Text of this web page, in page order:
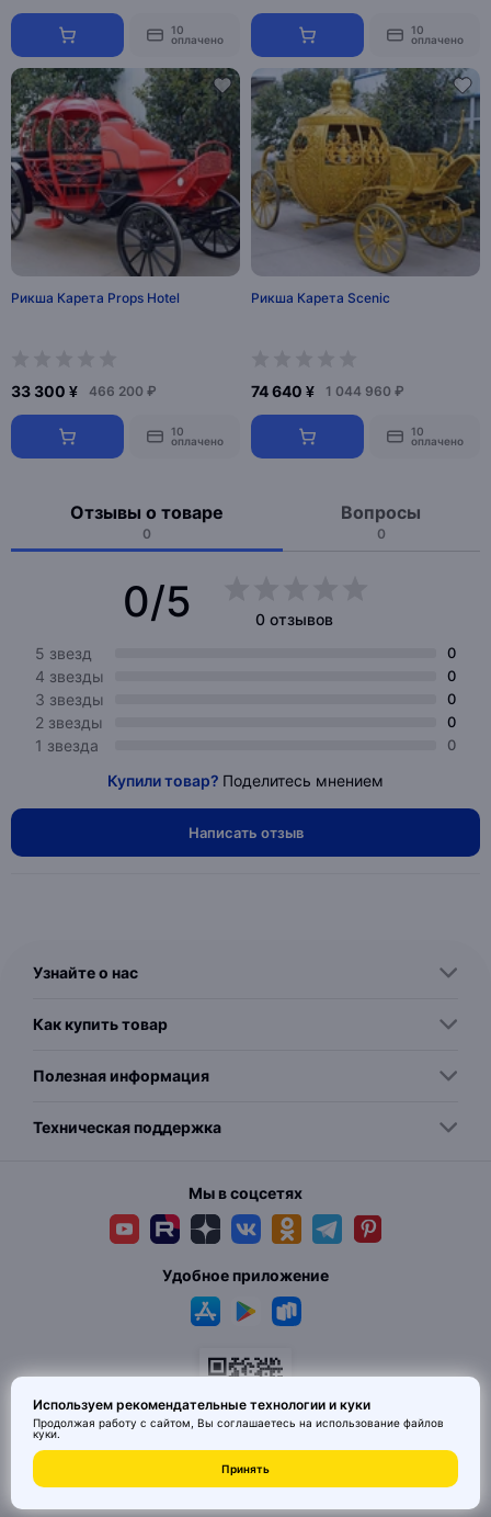
10
оплачено
10
оплачено
Рикша Карета Props Hotel
33 300 ¥ 466 200 ₽
10
оплачено
Рикша Карета Scenic
74 640 ¥ 1 044 960 ₽
10
оплачено
Отзывы о товаре
0
Вопросы
0
0/5
0 отзывов
5 звезд
0
4 звезды 0
3 звезды 0
2 звезды 0
1 звезда 0
Купили товар? Поделитесь мнением
Написать отзыв
Узнайте о нас
Как купить товар
Полезная информация
Техническая поддержка
Мы в соцсетях
© 2026 MAI HE MAI. Маркетплейс дизайнерских товаров со всего
Китая по ценам заводов. Все права защищены.
Удобное приложение
Используем рекомендательные технологии и куки
Продолжая работу с сайтом, Вы соглашаетесь на использование файлов
куки.
Принять